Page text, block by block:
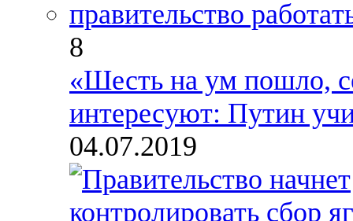
8
«Шесть на ум пошло,
интересуют: Путин
04.07.2019